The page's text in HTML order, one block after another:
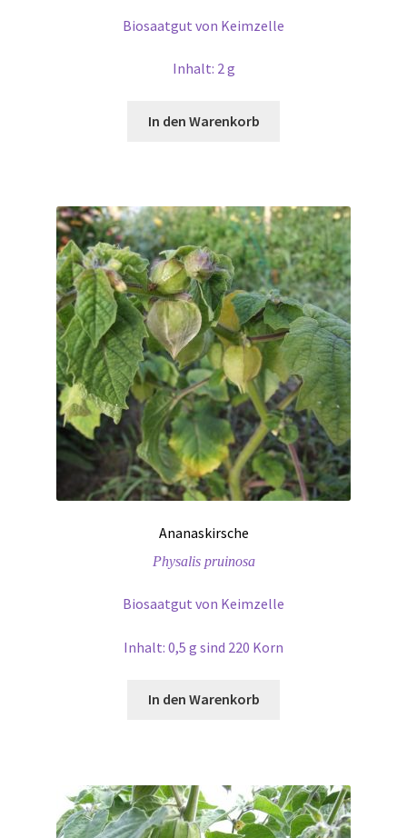
Biosaatgut von Keimzelle
Inhalt: 2 g
In den Warenkorb
Ananaskirsche
Physalis pruinosa
Biosaatgut von Keimzelle
Inhalt: 0,5 g sind 220 Korn
In den Warenkorb